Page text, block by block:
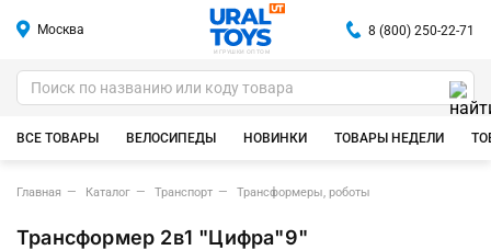
Москва
ИГРУШКИ ОПТОМ
8 (800) 250-22-71
ВСЕ ТОВАРЫ ВЕЛОСИПЕДЫ НОВИНКИ ТОВАРЫ НЕДЕЛИ
Главная Каталог Транспорт Трансформеры, роботы
Трансформер 2в1 "Цифра"9"